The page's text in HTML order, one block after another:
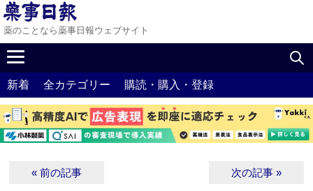
薬のことなら薬事日報ウェブサイト
新着 全カテゴリー 購読・購入・登録
« 前の記事 次の記事 »